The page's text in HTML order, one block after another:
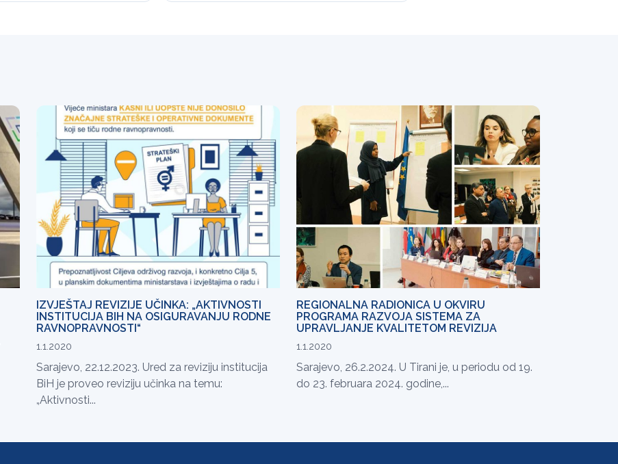
IZVJEŠTAJ REVIZIJE UČINKA: „AKTIVNOSTI
INSTITUCIJA BIH NA OSIGURAVANJU RODNE
RAVNOPRAVNOSTI“
1.1.2020
Sarajevo, 22.12.2023. Ured za reviziju institucija
BiH je proveo reviziju učinka na temu:
„Aktivnosti...
REGIONALNA RADIONICA U OKVIRU
PROGRAMA RAZVOJA SISTEMA ZA
UPRAVLJANJE KVALITETOM REVIZIJA
1.1.2020
Sarajevo, 26.2.2024. U Tirani je, u periodu od 19.
do 23. februara 2024. godine,...